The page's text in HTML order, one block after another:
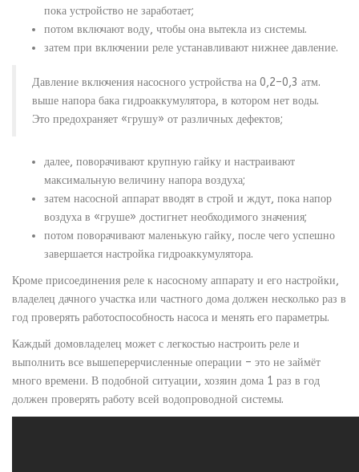
пока устройство не заработает;
потом включают воду, чтобы она вытекла из системы.
затем при включении реле устанавливают нижнее давление.
Давление включения насосного устройства на 0,2–0,3 атм.
выше напора бака гидроаккумулятора, в котором нет воды.
Это предохраняет «грушу» от различных дефектов;
далее, поворачивают крупную гайку и настраивают
максимальную величину напора воздуха;
затем насосной аппарат вводят в строй и ждут, пока напор
воздуха в «груше» достигнет необходимого значения;
потом поворачивают маленькую гайку, после чего успешно
завершается настройка гидроаккумулятора.
Кроме присоединения реле к насосному аппарату и его настройки,
владелец дачного участка или частного дома должен несколько раз в
год проверять работоспособность насоса и менять его параметры.
Каждый домовладелец может с легкостью настроить реле и
выполнить все вышеперерчисленные операции – это не займёт
много времени. В подобной ситуации, хозяин дома 1 раз в год
должен проверять работу всей водопроводной системы.